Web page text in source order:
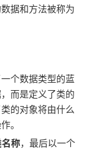
据和方法被称为
个数据类型的蓝
而是定义了类的
的对象将由什么
。
称，最后以一个